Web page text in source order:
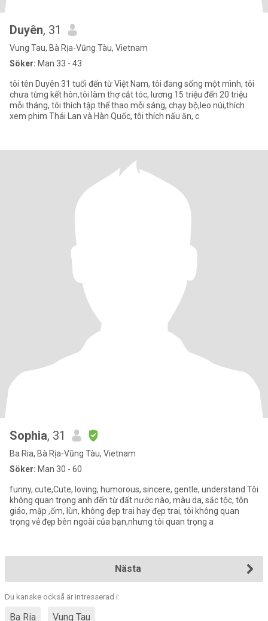
Duyên, 31
Vung Tau, Bà Rịa-Vũng Tàu, Vietnam
Söker: Man 33 - 43
tôi tên Duyên 31 tuổi đến từ Việt Nam, tôi đang sống một mình, tôi
chưa từng kết hôn,tôi làm thợ cắt tóc, lương 15 triệu đến 20 triệu
mỗi tháng, tôi thích tập thể thao mỗi sáng, chạy bộ,leo núi,thích
xem phim Thái Lan và Hàn Quốc, tôi thích nấu ăn, c
Sophia, 31
Ba Ria, Bà Rịa-Vũng Tàu, Vietnam
Söker: Man 30 - 60
funny, cute,Cute, loving, humorous, sincere, gentle, understand Tôi
không quan trọng anh đến từ đất nước nào, màu da, sắc tộc, tôn
giáo, mập ,ốm, lùn, không đẹp trai hay đẹp trai, tôi không quan
trọng vẻ đẹp bên ngoài của bạn,nhưng tôi quan trọng a
Nästa
Du kanske också är intresserad i:
Ba Ria Vung Tau